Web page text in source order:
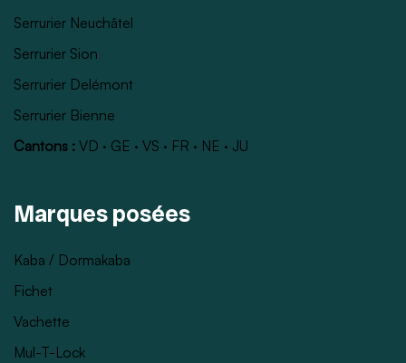
Serrurier Neuchâtel
Serrurier Sion
Serrurier Delémont
Serrurier Bienne
Cantons : VD · GE · VS · FR · NE · JU
Marques posées
Kaba / Dormakaba
Fichet
Vachette
Mul-T-Lock